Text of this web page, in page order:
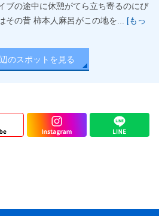
ブの途中に休憩がてら立ち寄るのにぴ
その昔 柿本人麻呂がこの地を... [もっ
のスポットを見る